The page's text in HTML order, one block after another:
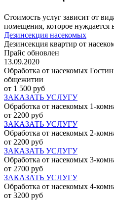
Стоимость услуг зависит от
помещения, которое нуждается
Дезинсекция насекомых
Дезинсекция квартир от
Прайс обновлен
13.09.2020
Обработка от насекомых
общежитии
от 1 500 руб
ЗАКАЗАТЬ УСЛУГУ
Обработка от насекомых 1-
от 2200 руб
ЗАКАЗАТЬ УСЛУГУ
Обработка от насекомых 2-
от 2200 руб
ЗАКАЗАТЬ УСЛУГУ
Обработка от насекомых 3-
от 2700 руб
ЗАКАЗАТЬ УСЛУГУ
Обработка от насекомых 4-
от 3200 руб